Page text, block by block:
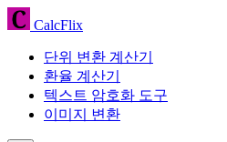
CalcFlix
단위 변환 계산기
환율 계산기
텍스트 암호화 도구
이미지 변환